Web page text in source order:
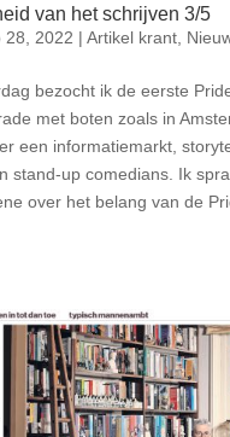
van het schrijven 3/5
28, 2022 | Artikel krant,
bezocht ik de eerste
met boten zoals in
een informatiemarkt,
stand-up comedians. Ik
over het belang van de